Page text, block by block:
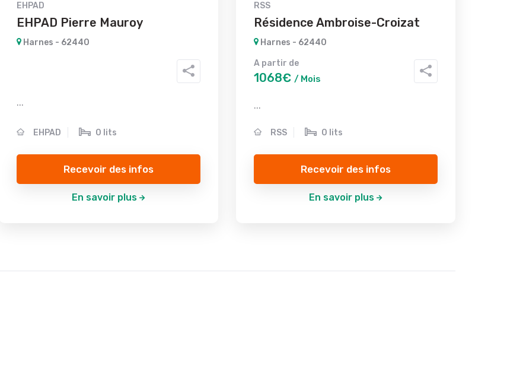
EHPAD
EHPAD Pierre Mauroy
Harnes - 62440
...
EHPAD 0 lits
Recevoir des infos
En savoir plus
RSS
Résidence Ambroise-Croizat
Harnes - 62440
A partir de
1068€ / Mois
...
RSS 0 lits
Recevoir des infos
En savoir plus